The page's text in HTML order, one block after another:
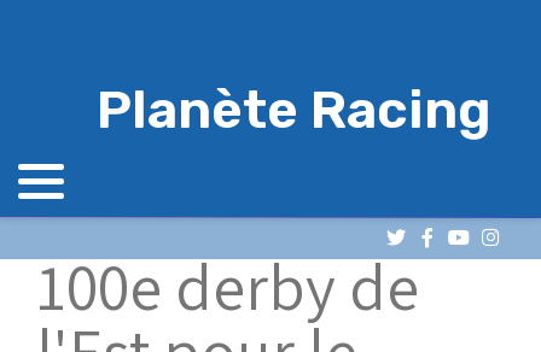
Planète Racing
100e derby de